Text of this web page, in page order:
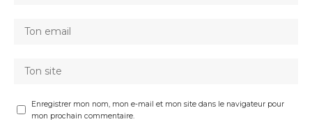
Enregistrer mon nom, mon e-mail et mon site dans le navigateur pour
mon prochain commentaire.